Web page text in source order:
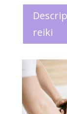
reiki